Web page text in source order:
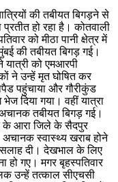
की तबीयत बिगड़ने से
हो रहा है। कोतवाली
को मीठा पानी क्षेत्र में
की तबीयत बिगड़ गई।
यात्री को एमआरपी
ने उन्हें मृत घोषित कर
पहुंचाया और गौरीकुंड
दिया गया। वहीं यात्रा
तबीयत बिगड़ गई।
के आरा जिले के सैदपुर
स्वास्थ्य खराब होने
सलाह दी। देखभाल के लिए
हो गए। मगर बृहस्पतिवार
उन्हें तत्काल सीएचसी